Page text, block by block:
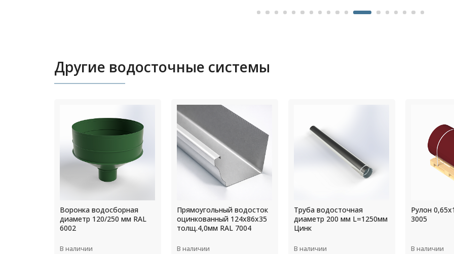
Другие водосточные системы
Прямоугольный водосток
оцинкованный 124х86х35
толщ.4,0мм RAL 7004
В наличии
Труба водосточная
диаметр 200 мм L=1250мм
Цинк
В наличии
Рулон 0,65x1250мм RAL
3005
В наличии В наличии